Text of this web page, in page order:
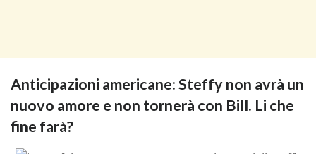
Anticipazioni americane: Steffy non avrà un
nuovo amore e non tornerà con Bill. Li che
fine farà?